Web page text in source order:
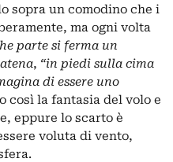
sopra un comodino che i
ma ogni volta
parte si ferma un
, “in piedi sulla cima
di essere uno
così la fantasia del volo e
eppure lo scarto è
voluta di vento,